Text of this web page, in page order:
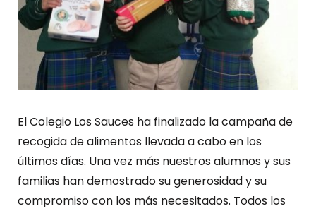
El Colegio Los Sauces ha finalizado la campaña de
recogida de alimentos llevada a cabo en los
últimos días. Una vez más nuestros alumnos y sus
familias han demostrado su generosidad y su
compromiso con los más necesitados. Todos los